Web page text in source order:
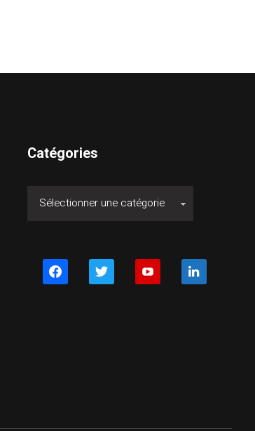
Catégories
facebook twitter youtube linkedin